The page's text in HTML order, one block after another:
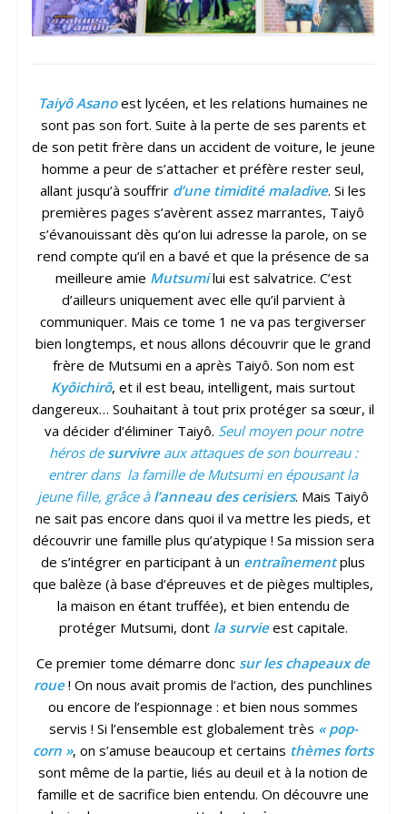
Taiyô Asanoest lycéen, et les relations humaines ne
sont pas son fort. Suite à la perte de ses parents et
de son petit frère dans un accident de voiture, le jeune
homme a peur de s’attacher et préfère rester seul,
allant jusqu’à souffrir d’une timidité maladive. Si les
premières pages s’avèrent assez marrantes, Taiyô
s’évanouissant dès qu’on lui adresse la parole, on se
rend compte qu’il en a bavé et que la présence de sa
meilleure amie Mutsumilui est salvatrice. C’est
d’ailleurs uniquement avec elle qu’il parvient à
communiquer. Mais ce tome 1 ne va pas tergiverser
bien longtemps, et nous allons découvrir que le grand
frère de Mutsumi en a après Taiyô. Son nom est
Kyôichirô, et il est beau, intelligent, mais surtout
dangereux… Souhaitant à tout prix protéger sa sœur, il
va décider d’éliminer Taiyô. Seul moyen pour notre
héros de survivreaux attaques de son bourreau :
entrer dans la famille de Mutsumi en épousant la
jeune fille, grâce à l’anneau des cerisiers. Mais Taiyô
ne sait pas encore dans quoi il va mettre les pieds, et
découvrir une famille plus qu’atypique ! Sa mission sera
de s’intégrer en participant à un entraînementplus
que balèze (à base d’épreuves et de pièges multiples,
la maison en étant truffée), et bien entendu de
protéger Mutsumi, dont la survieest capitale.
Ce premier tome démarre donc sur les chapeaux de
roue! On nous avait promis de l’action, des punchlines
ou encore de l’espionnage : et bien nous sommes
servis ! Si l’ensemble est globalement très « pop-
corn », on s’amuse beaucoup et certains thèmes forts
sont même de la partie, liés au deuil et à la notion de
famille et de sacrifice bien entendu. On découvre une